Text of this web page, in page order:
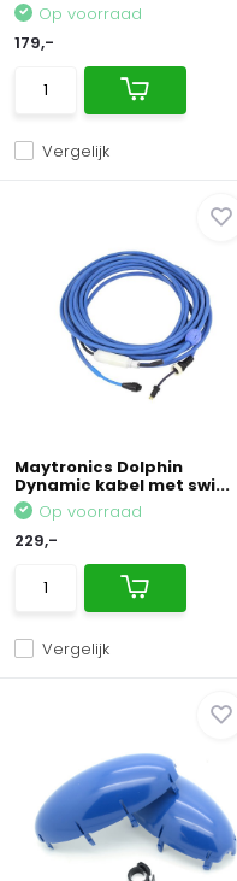
Vergelijk
Op voorraad
179,-
Maytronics Dolphin
Dynamic kabel met swi...
Vergelijk
Op voorraad
229,-